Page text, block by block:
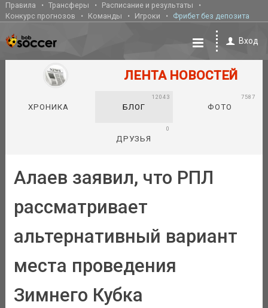
Правила Трансферы
Расписание и результаты
Конкурс прогнозов
Команды Игроки Фрибет без депозита
Вход
ЛЕНТА НОВОСТЕЙ
ХРОНИКА БЛОГ
12043
ФОТО
7587
ДРУЗЬЯ
0
Алаев заявил, что РПЛ
рассматривает
альтернативный вариант
места проведения
Зимнего Кубка